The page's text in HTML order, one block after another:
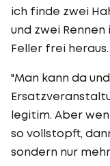
ich finde zwei
und zwei Rennen
Feller frei heraus.
"Man kann da
legitim. Aber
so vollstopft,
sondern nur